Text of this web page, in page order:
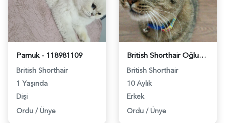
Pamuk - 118981109
British Shorthair
1 Yaşında
Dişi
Ordu / Ünye
British Shorthair Oğluma eş arıyorum - 118981068
British Shorthair
10 Aylık
Erkek
Ordu / Ünye